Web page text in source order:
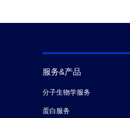
服务&产品
分子生物学服务
蛋白服务